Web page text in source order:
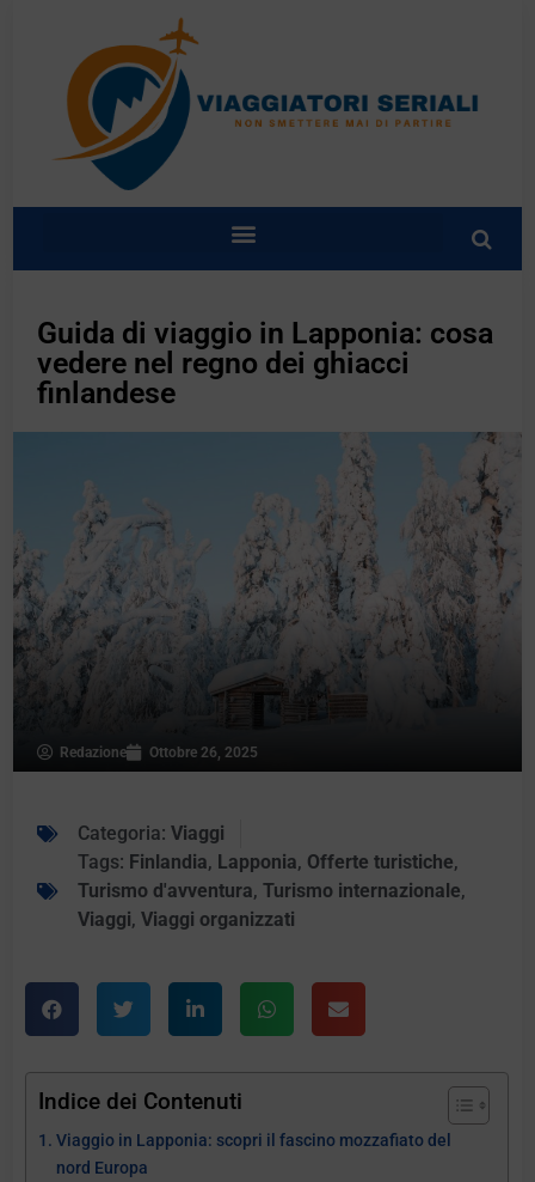
Guida di viaggio in Lapponia: cosa
vedere nel regno dei ghiacci
finlandese
Redazione Ottobre 26, 2025
Categoria: Viaggi
Tags: Finlandia, Lapponia, Offerte turistiche,
Turismo d'avventura,Turismo internazionale,
Viaggi,Viaggi organizzati
Indice dei Contenuti
Viaggio in Lapponia: scopri il fascino mozzafiato del
nord Europa